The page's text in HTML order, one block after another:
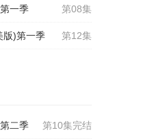
第08集
一季
第12集
版)第一季
第10集完结
二季